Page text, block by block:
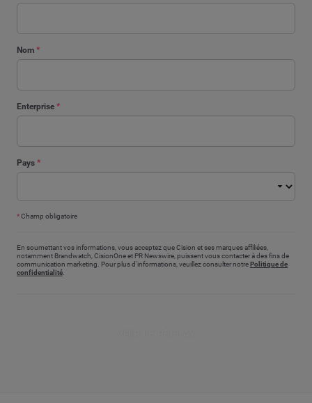
Nom *
Enterprise *
Pays *
*Champ obligatoire
En soumettant vos informations, vous acceptez que Cision et ses marques affiliées,
notamment Brandwatch, CisionOne et PR Newswire, puissent vous contacter à des fins de
communication marketing. Pour plus d'informations, veuillez consulter notrePolitique de
confidentialité.